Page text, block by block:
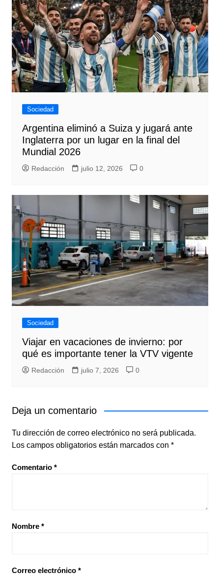
Sociedad
Argentina eliminó a Suiza y jugará ante
Inglaterra por un lugar en la final del
Mundial 2026
Redacción julio 12, 2026 0
Sociedad
Viajar en vacaciones de invierno: por
qué es importante tener la VTV vigente
Redacción julio 7, 2026 0
Deja un comentario
Tu dirección de correo electrónico no será publicada.
Los campos obligatorios están marcados con *
Comentario *
Nombre *
Correo electrónico *